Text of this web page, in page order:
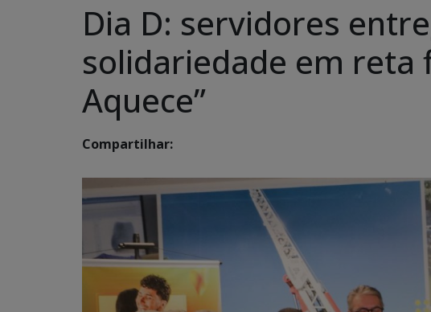
Dia D: servidores
solidariedade em reta
Aquece”
Compartilhar: